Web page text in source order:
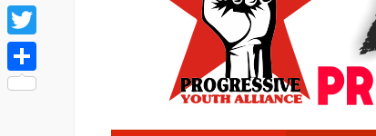
Facebook
Twitter
Share